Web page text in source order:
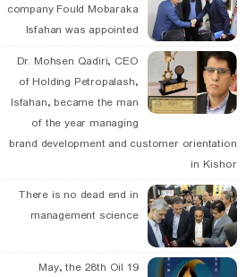
company Fould Mobaraka
Isfahan was appointed
Dr. Mohsen Qadiri, CEO
of Holding Petropalash,
Isfahan, became the man
of the year managing
brand development and customer orientation
in Kishor
There is no dead end in
management science
19 May, the 28th Oil